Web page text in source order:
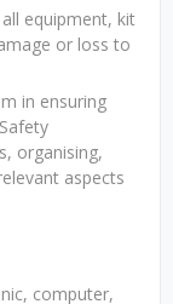
equipment, kit
or loss to
in ensuring
organising,
aspects
computer,